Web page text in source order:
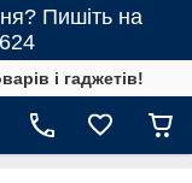
Пишіть на
і гаджетів!